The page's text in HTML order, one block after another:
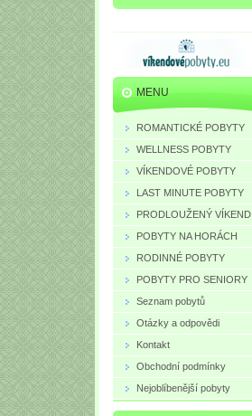
MENU
ROMANTICKÉ POBYTY
WELLNESS POBYTY
VÍKENDOVÉ POBYTY
LAST MINUTE POBYTY
PRODLOUŽENÝ VÍKEND
POBYTY NA HORÁCH
RODINNÉ POBYTY
POBYTY PRO SENIORY
Seznam pobytů
Otázky a odpovědi
Kontakt
Obchodní podmínky
Nejoblíbenější pobyty